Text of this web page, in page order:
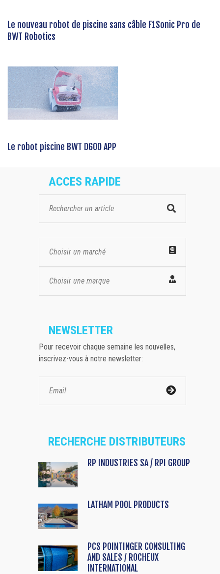
Le nouveau robot de piscine sans câble F1Sonic Pro de
BWT Robotics
Le robot piscine BWT D600 APP
ACCES RAPIDE
Choisir un marché
Choisir une marque
NEWSLETTER
Pour recevoir chaque semaine les nouvelles,
inscrivez-vous à notre newsletter:
RECHERCHE DISTRIBUTEURS
RP INDUSTRIES SA / RPI GROUP
LATHAM POOL PRODUCTS
PCS POINTINGER CONSULTING
AND SALES / ROCHEUX
INTERNATIONAL